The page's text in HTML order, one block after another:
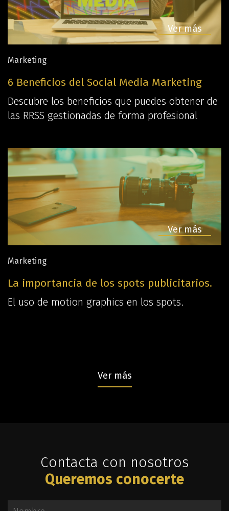
The Valley
Plataforma web para la
formación digital
Ver más
Marketing
6 Beneficios del Social Media Marketing
Descubre los beneficios que puedes obtener de
las RRSS gestionadas de forma profesional
Ver más
Marketing
La importancia de los spots publicitarios.
El uso de motion graphics en los spots.
Ver más
Contacta con nosotros
Queremos conocerte